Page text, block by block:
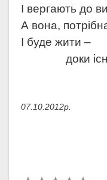
І вергають до
А вона,
І буде жити –
доки
07.10.2012р.